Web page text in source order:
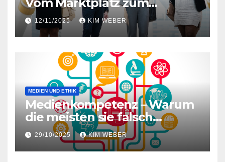
Algorithmus – wie
Botschaften heute reisen
12/11/2025 KIM WEBER
MEDIEN UND ETHIK
Medienkompetenz – Warum
die meisten sie falsch
verstehen und was wirklich
zählt
29/10/2025 KIM WEBER